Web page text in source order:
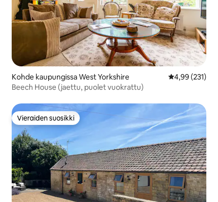
Kohde kaupungissa West Yorkshire
4,99 (231)
Beech House (jaettu, puolet vuokrattu)
Vieraiden suosikki
Vieraiden suosikki